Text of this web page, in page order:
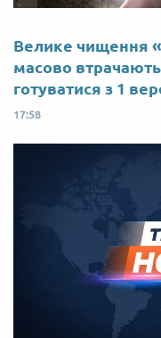
Велике чищення
масово втрачають
готуватися з 1
17:58